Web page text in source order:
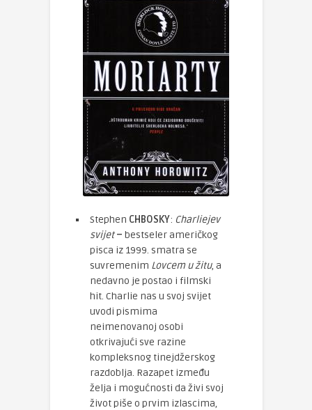
Stephen CHBOSKY: Charliejev
svijet– bestseler američkog
pisca iz 1999. smatra se
suvremenim Lovcem u žitu, a
nedavno je postao i filmski
hit. Charlie nas u svoj svijet
uvodi pismima
neimenovanoj osobi
otkrivajući sve razine
kompleksnog tinejdžerskog
razdoblja. Razapet između
želja i mogućnosti da živi svoj
život piše o prvim izlascima,